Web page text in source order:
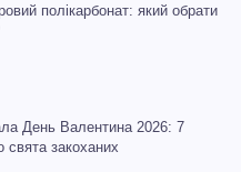
полікарбонат: який обрати
День Валентина 2026: 7
свята закоханих